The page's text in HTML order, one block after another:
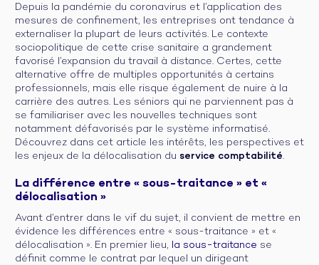
Depuis la pandémie du coronavirus et l’application des
mesures de confinement, les entreprises ont tendance à
externaliser la plupart de leurs activités. Le contexte
sociopolitique de cette crise sanitaire a grandement
favorisé l’expansion du travail à distance. Certes, cette
alternative offre de multiples opportunités à certains
professionnels, mais elle risque également de nuire à la
carrière des autres. Les séniors qui ne parviennent pas à
se familiariser avec les nouvelles techniques sont
notamment défavorisés par le système informatisé.
Découvrez dans cet article les intérêts, les perspectives et
les enjeux de la délocalisation du service comptabilité.
La différence entre « sous-traitance » et «
délocalisation »
Avant d’entrer dans le vif du sujet, il convient de mettre en
évidence les différences entre « sous-traitance » et «
délocalisation ». En premier lieu, la sous-traitance se
définit comme le contrat par lequel un dirigeant